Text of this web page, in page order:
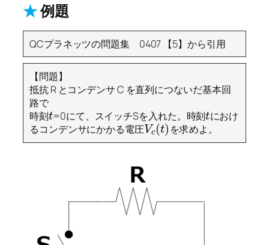
★例題
QCプラネッツの問題集 0407 【5】から引用
【問題】
抵抗 R とコンデンサ C を直列につないだ基本回
路で
時刻t=0にて、スイッチSを入れた。時刻tにおけ
るコンデンサにかかる電圧Vc (t) を求めよ。